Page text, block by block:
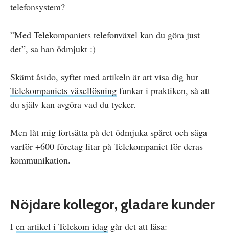
telefonsystem?
”Med Telekompaniets telefonväxel kan du göra just
det”, sa han ödmjukt :)
Skämt åsido, syftet med artikeln är att visa dig hur
Telekompaniets växellösning funkar i praktiken, så att
du själv kan avgöra vad du tycker.
Men låt mig fortsätta på det ödmjuka spåret och säga
varför +600 företag litar på Telekompaniet för deras
kommunikation.
Nöjdare kollegor, gladare kunder
I en artikel i Telekom idag går det att läsa: